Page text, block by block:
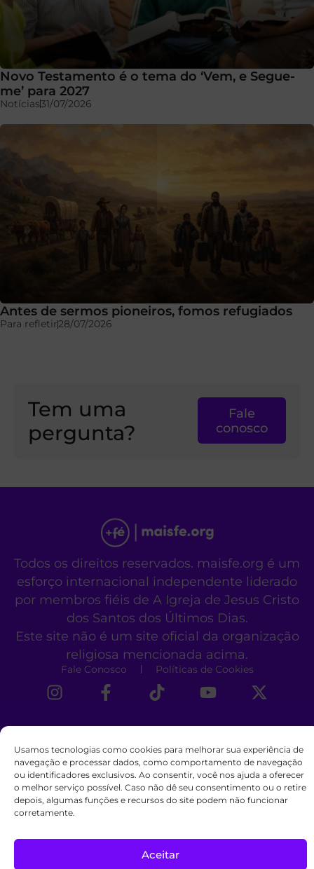
Usamos tecnologias como cookies para melhorar sua experiência de
navegação e processar dados, como comportamento de navegação
ou identificadores exclusivos. Ao consentir, você nos ajuda a oferecer
o melhor serviço possível. Caso não dê seu consentimento ou o retire
depois, algumas funções e recursos do site podem não funcionar
corretamente.
Aceitar
Novo Testamento é o tema do ‘Vem, e Segue-
me’ para 2027
Notícias31/07/2026
Antes de sermos pioneiros, fomos refugiados
Para refletir28/07/2026
Tem uma
pergunta?
Fale
conosco
Todos os direitos reservados. maisfe.org é um
esforço internacional independente liderado
por membros fiéis de A Igreja de Jesus Cristo
dos Santos dos Últimos Dias.
Este site não é um site oficial da organização
religiosa mencionada acima.
Fale Conosco Políticas de Cookies